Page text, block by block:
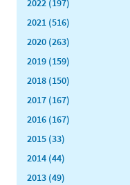
2022 (197)
2021 (516)
2020 (263)
2019 (159)
2018 (150)
2017 (167)
2016 (167)
2015 (33)
2014 (44)
2013 (49)